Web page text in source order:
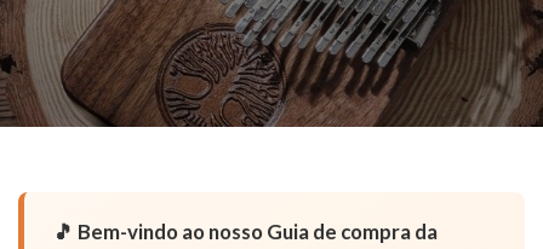
🎵 Bem-vindo ao nosso Guia de compra da